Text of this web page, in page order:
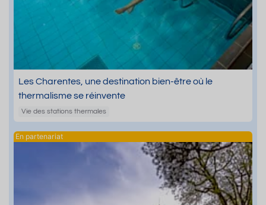
Les Charentes, une destination bien-être où le
thermalisme se réinvente
Vie des stations thermales